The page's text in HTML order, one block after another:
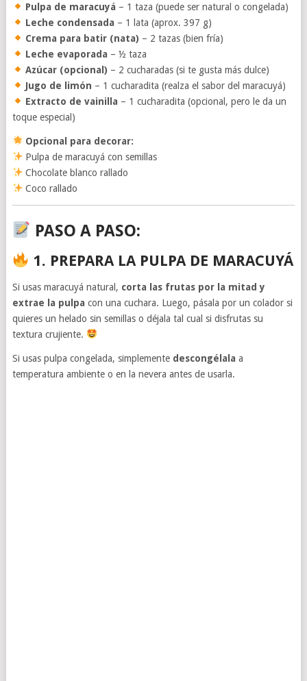
Pulpa de maracuyá – 1 taza (puede ser natural o congelada)
Leche condensada – 1 lata (aprox. 397 g)
Crema para batir (nata) – 2 tazas (bien fría)
Leche evaporada – ½ taza
Azúcar (opcional) – 2 cucharadas (si te gusta más dulce)
Jugo de limón – 1 cucharadita (realza el sabor del maracuyá)
Extracto de vainilla – 1 cucharadita (opcional, pero le da un
toque especial)
Opcional para decorar:
Pulpa de maracuyá con semillas
Chocolate blanco rallado
Coco rallado
PASO A PASO:
1. PREPARA LA PULPA DE MARACUYÁ
Si usas maracuyá natural, corta las frutas por la mitad y
extrae la pulpa con una cuchara. Luego, pásala por un colador si
quieres un helado sin semillas o déjala tal cual si disfrutas su
textura crujiente.
Si usas pulpa congelada, simplemente descongélala a
temperatura ambiente o en la nevera antes de usarla.